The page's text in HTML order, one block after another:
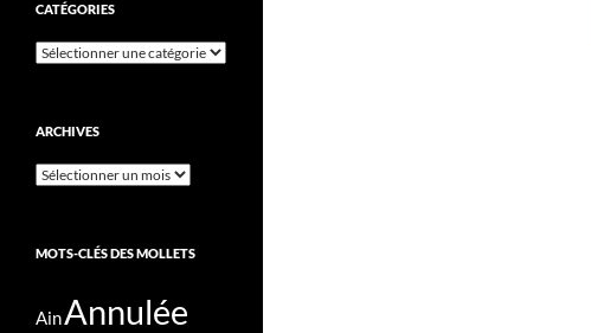
CATÉGORIES
Catégories
ARCHIVES
Archives
MOTS-CLÉS DES MOLLETS
AinAnnulée